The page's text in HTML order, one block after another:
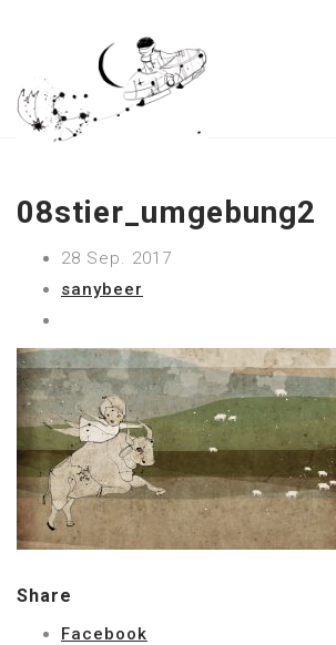
08stier_umgebung2
28 Sep. 2017
sanybeer
Share
Facebook